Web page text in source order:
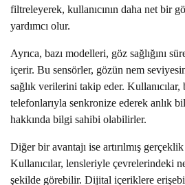
filtreleyerek, kullanıcının daha net bir
yardımcı olur.
Ayrıca, bazı modelleri, göz sağlığını
içerir. Bu sensörler, gözün nem
sağlık verilerini takip eder. Kullanıcılar,
telefonlarıyla senkronize ederek anlık
hakkında bilgi sahibi olabilirler.
Diğer bir avantajı ise artırılmış
Kullanıcılar, lensleriyle çevrelerindeki
şekilde görebilir. Dijital içeriklere